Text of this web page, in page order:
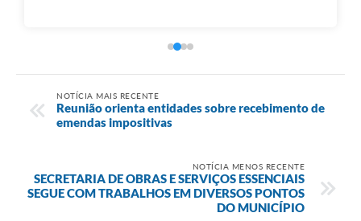
NOTÍCIA MAIS RECENTE
Reunião orienta entidades sobre recebimento de
emendas impositivas
NOTÍCIA MENOS RECENTE
SECRETARIA DE OBRAS E SERVIÇOS ESSENCIAIS
SEGUE COM TRABALHOS EM DIVERSOS PONTOS
DO MUNICÍPIO